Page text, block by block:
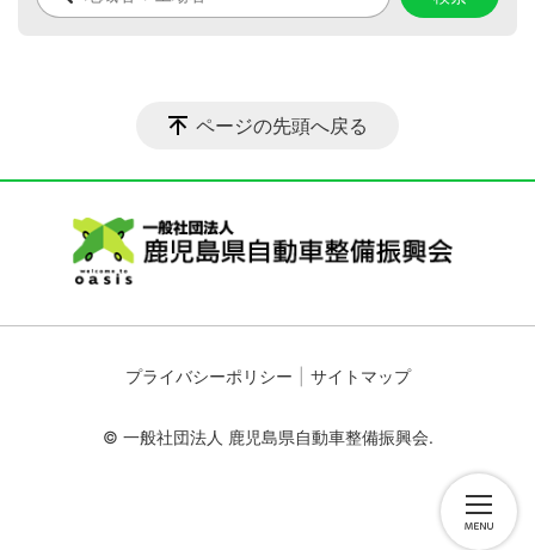
ページの先頭へ戻る
プライバシーポリシー サイトマップ
© 一般社団法人 鹿児島県自動車整備振興会.